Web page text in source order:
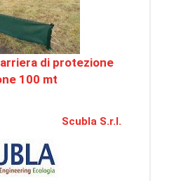
di protezione
100 mt
Scubla S.r.l.